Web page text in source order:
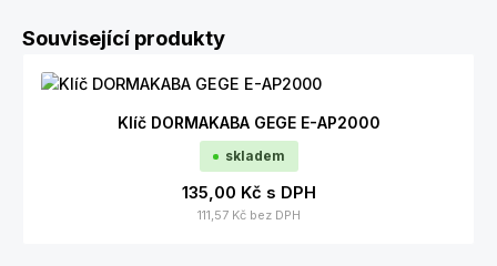
Přeskočit galerii produktů
Související produkty
Klíč DORMAKABA GEGE E-AP2000
skladem
135,00 Kč s DPH
111,57 Kč bez DPH